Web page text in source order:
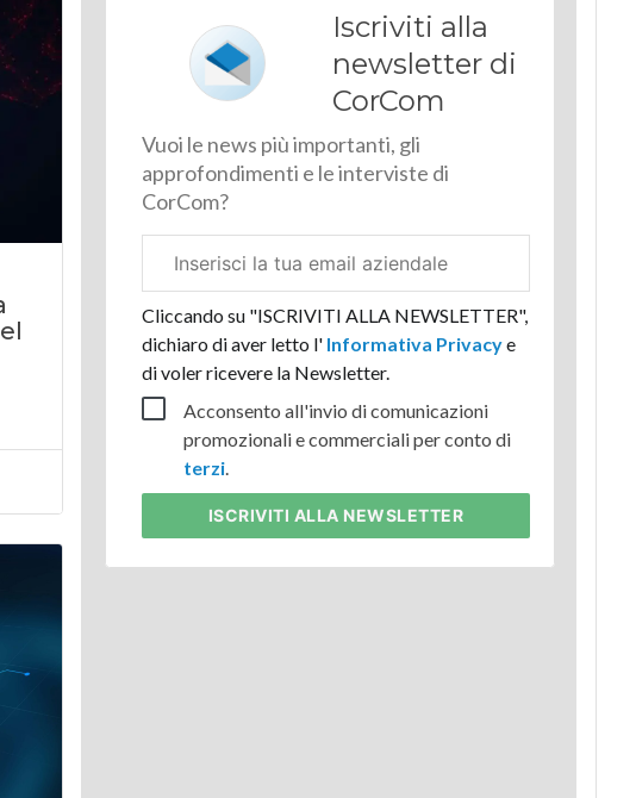
Iscriviti alla
newsletter di
CorCom
Vuoi le news più importanti, gli
approfondimenti e le interviste di
CorCom?
aziendale
Cliccando su "ISCRIVITI ALLA NEWSLETTER",
dichiaro di aver letto l'Informativa Privacye
di voler ricevere la Newsletter.
Acconsento all'invio di comunicazioni
promozionali e commerciali per conto di
terzi.
ISCRIVITI ALLA NEWSLETTER